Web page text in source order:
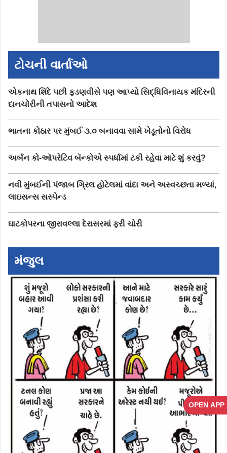
OPEN APP
ટોચની વાર્તાઓ
એકનાથ શિંદે પછી ફડણવીસે પણ આપ્યો સિદ્ધિવિનાયક મંદિરની
દાનચોરીની તપાસનો આદેશ
ભાતના કોઠાર પર મુંબઈ ૩.૦ બનાવવા સામે ખેડૂતોનો વિરોધ
અર્બન કો-ઑપરેટિવ બૅન્કોએ સ્પર્ધામાં ટકી રહેવા માટે શું કરવું?
નવી મુંબઈની પંજાબ ગ્રિલ હોટેલમાં વાંદા અને અસ્વચ્છતા મળ્યાં,
લાઇસન્સ સસ્પેન્ડ
ઘાટકોપરના જીરાવલ્લા દેરાસરમાં ફરી ચોરી
મંજુલ